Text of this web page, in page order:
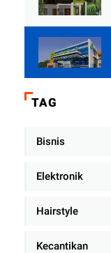
TAG
Bisnis
Elektronik
Hairstyle
Kecantikan